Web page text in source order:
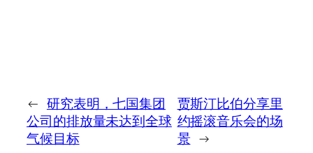
← 研究表明，七国集团
公司的排放量未达到全球
气候目标
贾斯汀比伯分享里
约摇滚音乐会的场
景 →